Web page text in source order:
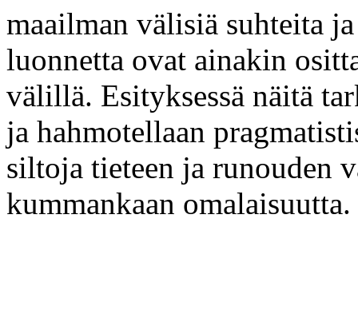
maailman välisiä suhteita
luonnetta ovat ainakin
välillä. Esityksessä näitä
ja hahmotellaan
siltoja tieteen ja runouden
kummankaan omalaisuutta.